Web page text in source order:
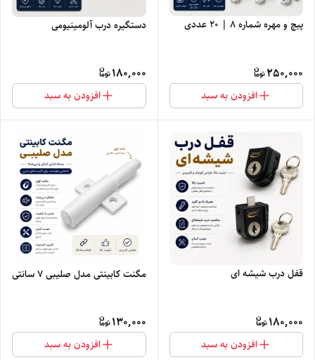
پیچ و مهره شماره ۸ | ۲۰ عددی
250,000
افزودن به سبد
دستگیره درب آلومینیومی
180,000
افزودن به سبد
قفل درب شیشه ای
180,000
افزودن به سبد
مگنت کابینتی مدل صلیبی ۷ سانتی
130,000
افزودن به سبد